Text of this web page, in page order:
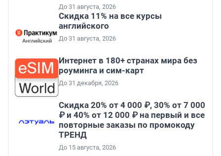
До 31 августа, 2026
Скидка 11% на все курсы
английского
До 31 августа, 2026
Интернет в 180+ странах мира без
роуминга и сим-карт
До 31 декабря, 2026
Скидка 20% от 4 000 ₽, 30% от 7 000
₽ и 40% от 12 000 ₽ на первый и все
повторные заказы по промокоду
ТРЕНД
До 15 августа, 2026